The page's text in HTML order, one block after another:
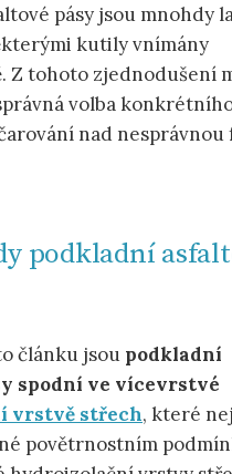
pásy jsou mnohdy
kutily vnímány
Z tohoto zjednodušení
volba
nad
podkladní
článku jsou podkladní
spodní ve vícevrstvé
vrstvě střech, které
povětrnostním